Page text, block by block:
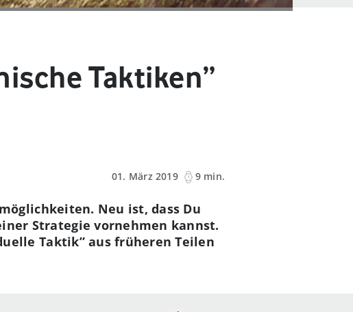
Taktiken”
01. März 2019
9 min.
Neu ist, dass Du
Strategie vornehmen kannst.
Taktik” aus früheren Teilen